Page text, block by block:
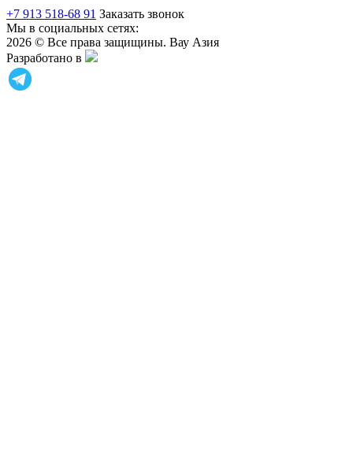
+7 913 518-68 91 Заказать звонок
Мы в социальных сетях:
2026 © Все права защищины. Вау Азия
Разработано в